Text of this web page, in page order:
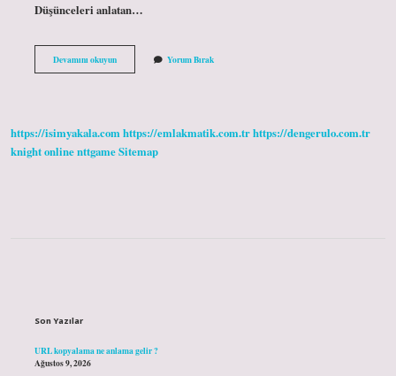
Düşünceleri anlatan…
Devamını okuyunŞiir
Tarzları
Yorum Bırak
https://isimyakala.comhttps://emlakmatik.com.trhttps://dengerulo.com.tr
knight onlinenttgameSitemap
Son Yazılar
URL kopyalama ne anlama gelir ?
Ağustos 9, 2026